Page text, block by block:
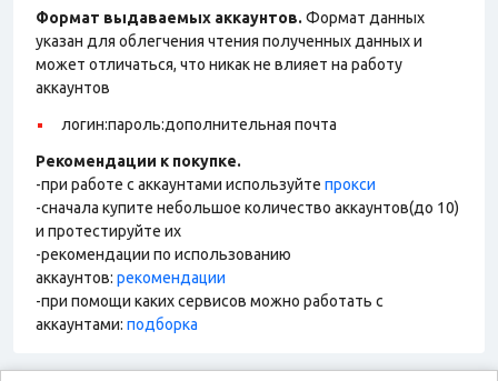
Формат выдаваемых аккаунтов. Формат данных
указан для облегчения чтения полученных данных и
может отличаться, что никак не влияет на работу
аккаунтов
логин:пароль:дополнительная почта
Рекомендации к покупке.
-при работе с аккаунтами используйте прокси
-сначала купите небольшое количество аккаунтов(до 10)
и протестируйте их
-рекомендации по использованию
аккаунтов: рекомендации
-при помощи каких сервисов можно работать с
аккаунтами: подборка